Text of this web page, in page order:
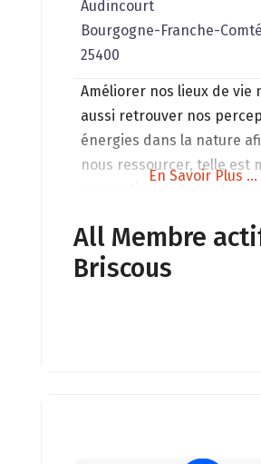
Audincourt
Bourgogne-Franche-Comté
25400
Améliorer nos lieux de vie
aussi retrouver nos
énergies dans la nature
nous ressourcer, telle est
En Savoir Plus ...
All Membre
Briscous